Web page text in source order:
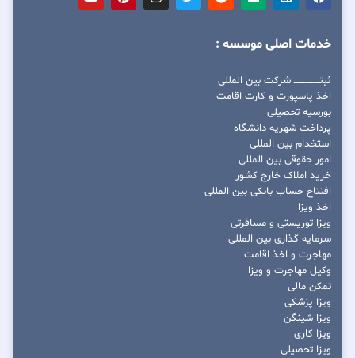
خدمات اصلی موسسه :
ثبتــــــــــــــــ شرکت بین المللی
اخذ پاسپورت و کارت اقامت
بورسیه تحصیلی
پرداخت شهریه دانشگاه
استخدام بین المللی
امور حقوقی بین المللی
خرید املاک خارج کشور
افتتاح حساب بانکی بین المللی
اخذ ویزا
ویزا توریستی و مسافرتی
سرمایه گذاری بین المللی
مهاجرت و اخذ اقامت
وکیل مهاجرت و ویزا
تمکن مالی
ویزا پزشکی
ویزا شینگن
ویزا کاری
ویزا تحصیلی